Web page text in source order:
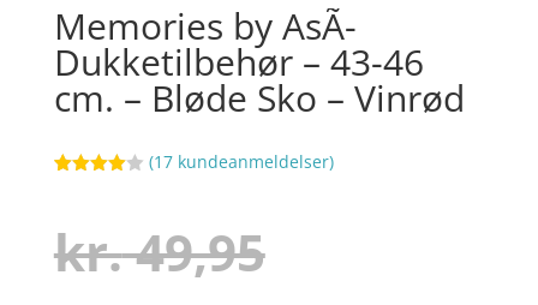
Memories by AsÃ­
Dukketilbehør – 43-46
cm. – Bløde Sko – Vinrød
baseret
på
kundebed
(17 kundeanmeldelser)
kr.49,95